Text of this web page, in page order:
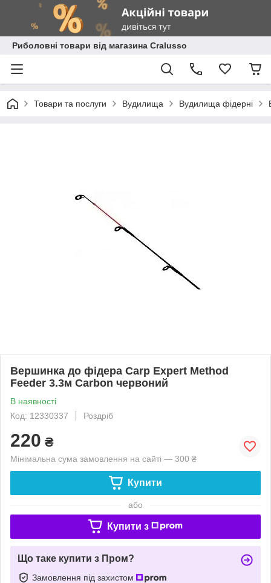
Риболовні товари від магазина Cralusso
Товари та послуги Вудилища Вудилища фідерні
Вершинка до фідера Carp Expert Method
Feeder 3.3м Carbon червоний
В наявності
Код: 12330337
Роздріб
220 ₴
Мінімальна сума замовлення на сайті — 300 ₴
Купити
або
Купити з
Що таке купити з Пром?
Замовлення під захистом